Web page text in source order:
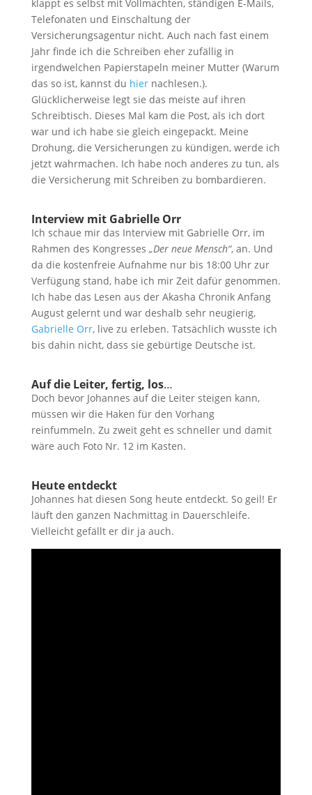
klappt es selbst mit Vollmachten, ständigen E-Mails,
Telefonaten und Einschaltung der
Versicherungsagentur nicht. Auch nach fast einem
Jahr finde ich die Schreiben eher zufällig in
irgendwelchen Papierstapeln meiner Mutter (Warum
das so ist, kannst du hiernachlesen.).
Glücklicherweise legt sie das meiste auf ihren
Schreibtisch. Dieses Mal kam die Post, als ich dort
war und ich habe sie gleich eingepackt. Meine
Drohung, die Versicherungen zu kündigen, werde ich
jetzt wahrmachen. Ich habe noch anderes zu tun, als
die Versicherung mit Schreiben zu bombardieren.
Interview mit Gabrielle Orr
Ich schaue mir das Interview mit Gabrielle Orr, im
Rahmen des Kongresses „Der neue Mensch“, an. Und
da die kostenfreie Aufnahme nur bis 18:00 Uhr zur
Verfügung stand, habe ich mir Zeit dafür genommen.
Ich habe das Lesen aus der Akasha Chronik Anfang
August gelernt und war deshalb sehr neugierig,
Gabrielle Orr, live zu erleben. Tatsächlich wusste ich
bis dahin nicht, dass sie gebürtige Deutsche ist.
Auf die Leiter, fertig, los…
Doch bevor Johannes auf die Leiter steigen kann,
müssen wir die Haken für den Vorhang
reinfummeln. Zu zweit geht es schneller und damit
wäre auch Foto Nr. 12 im Kasten.
Heute entdeckt
Johannes hat diesen Song heute entdeckt. So geil! Er
läuft den ganzen Nachmittag in Dauerschleife.
Vielleicht gefällt er dir ja auch.